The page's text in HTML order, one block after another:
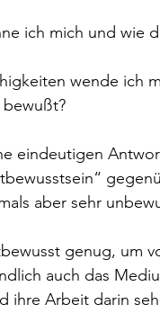
ich mich und wie
wende ich
eindeutigen
aber sehr
genug, um
auch das
ihre Arbeit darin